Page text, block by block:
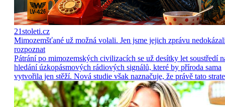
21stoleti.cz
Mimozemšťané už možná volali. Jen jsme jejich zprávu
rozpoznat
Pátrání po mimozemských civilizacích se už desítky let soustředí
hledání úzkopásmových rádiových signálů, které by příroda sama
vytvořila jen stěží. Nová studie však naznačuje, že právě tato strate